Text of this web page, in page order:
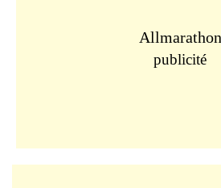
Allmarathon
publicité